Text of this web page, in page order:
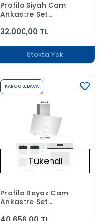
Profilo Siyah Cam
Ankastre Set
DVK6J469 -
32.000,00 TL
Stokta Yok
KARGO BEDAVA
Tükendi
Profilo Beyaz Cam
Ankastre Set